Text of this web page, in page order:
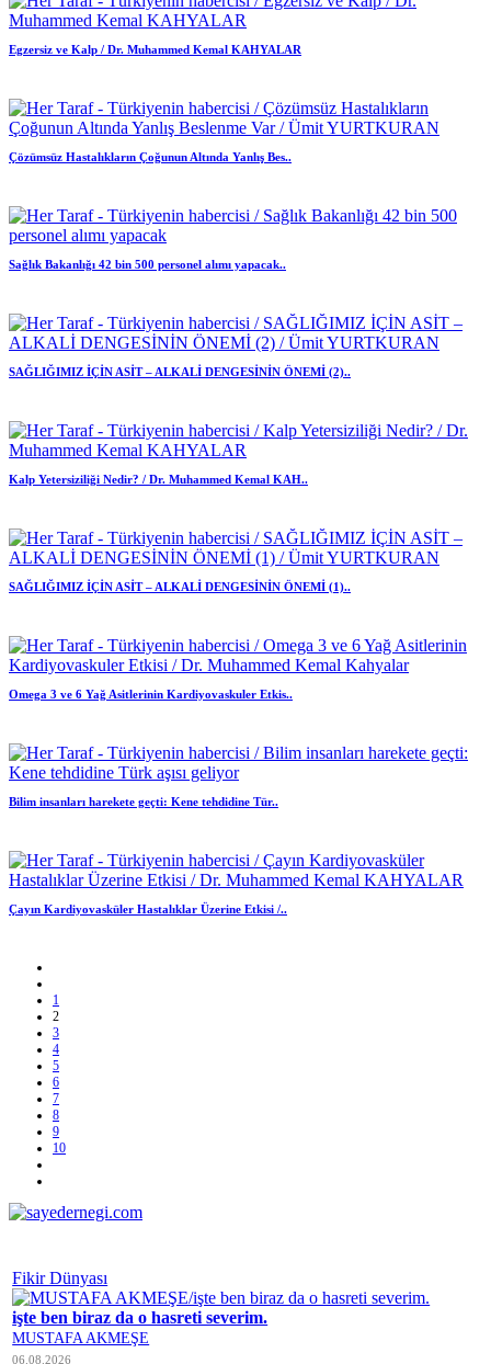
Egzersiz ve Kalp / Dr. Muhammed Kemal KAHYALAR
Çözümsüz Hastalıkların Çoğunun Altında Yanlış Bes..
Sağlık Bakanlığı 42 bin 500 personel alımı yapacak..
SAĞLIĞIMIZ İÇİN ASİT – ALKALİ DENGESİNİN ÖNEMİ (2)..
Kalp Yetersiziliği Nedir? / Dr. Muhammed Kemal KAH..
SAĞLIĞIMIZ İÇİN ASİT – ALKALİ DENGESİNİN ÖNEMİ (1)..
Omega 3 ve 6 Yağ Asitlerinin Kardiyovaskuler Etkis..
Bilim insanları harekete geçti: Kene tehdidine Tür..
Çayın Kardiyovasküler Hastalıklar Üzerine Etkisi /..
1
2
3
4
5
6
7
8
9
10
Fikir Dünyası
işte ben biraz da o hasreti severim.
MUSTAFA AKMEŞE
06.08.2026